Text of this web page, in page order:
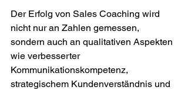
Der Erfolg von Sales Coaching wird
nicht nur an Zahlen gemessen,
sondern auch an qualitativen Aspekten
wie verbesserter
Kommunikationskompetenz,
strategischem Kundenverständnis und